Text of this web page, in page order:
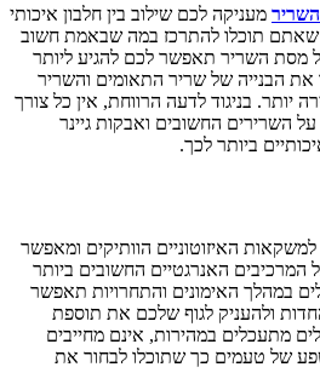
מעניקה לכם שילוב בין חלבון איכותי
שאתם תוכלו להתרכז במה שבאמת חשוב
מסת השריר תאפשר לכם להגיע ליותר
את הבנייה של שריר התאומים והשריר
יותר. בניגוד לדעה הרווחת, אין כל צורך
השרירים החשובים ואבקות גיינר
ביותר לכך.
האיזוטוניים הוותיקים ומאפשר
האנרגטיים החשובים ביותר
במהלך האימונים והתחרויות תאפשר
ולהעניק לגוף שלכם את תוספת
מתעכלים במהירות, אינם מחייבים
של טעמים כך שתוכלו לבחור את